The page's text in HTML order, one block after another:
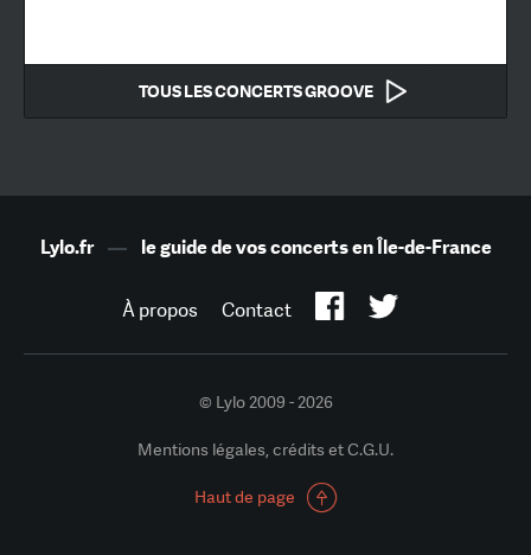
TOUS LES CONCERTS GROOVE
Lylo.fr— le guide de vos concerts en Île-de-France
À propos Contact
© Lylo 2009 - 2026
Mentions légales, crédits et C.G.U.
Haut de page